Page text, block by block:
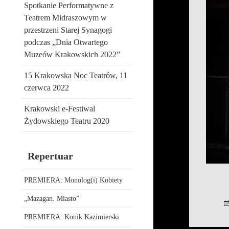
Spotkanie Performatywne z
Teatrem Midraszowym w
przestrzeni Starej Synagogi
podczas „Dnia Otwartego
Muzeów Krakowskich 2022”
15 Krakowska Noc Teatrów, 11
czerwca 2022
Krakowski e-Festiwal
Żydowskiego Teatru 2020
Repertuar
PREMIERA: Monolog(i) Kobiety
„Mazagan. Miasto”
PREMIERA: Konik Kazimierski